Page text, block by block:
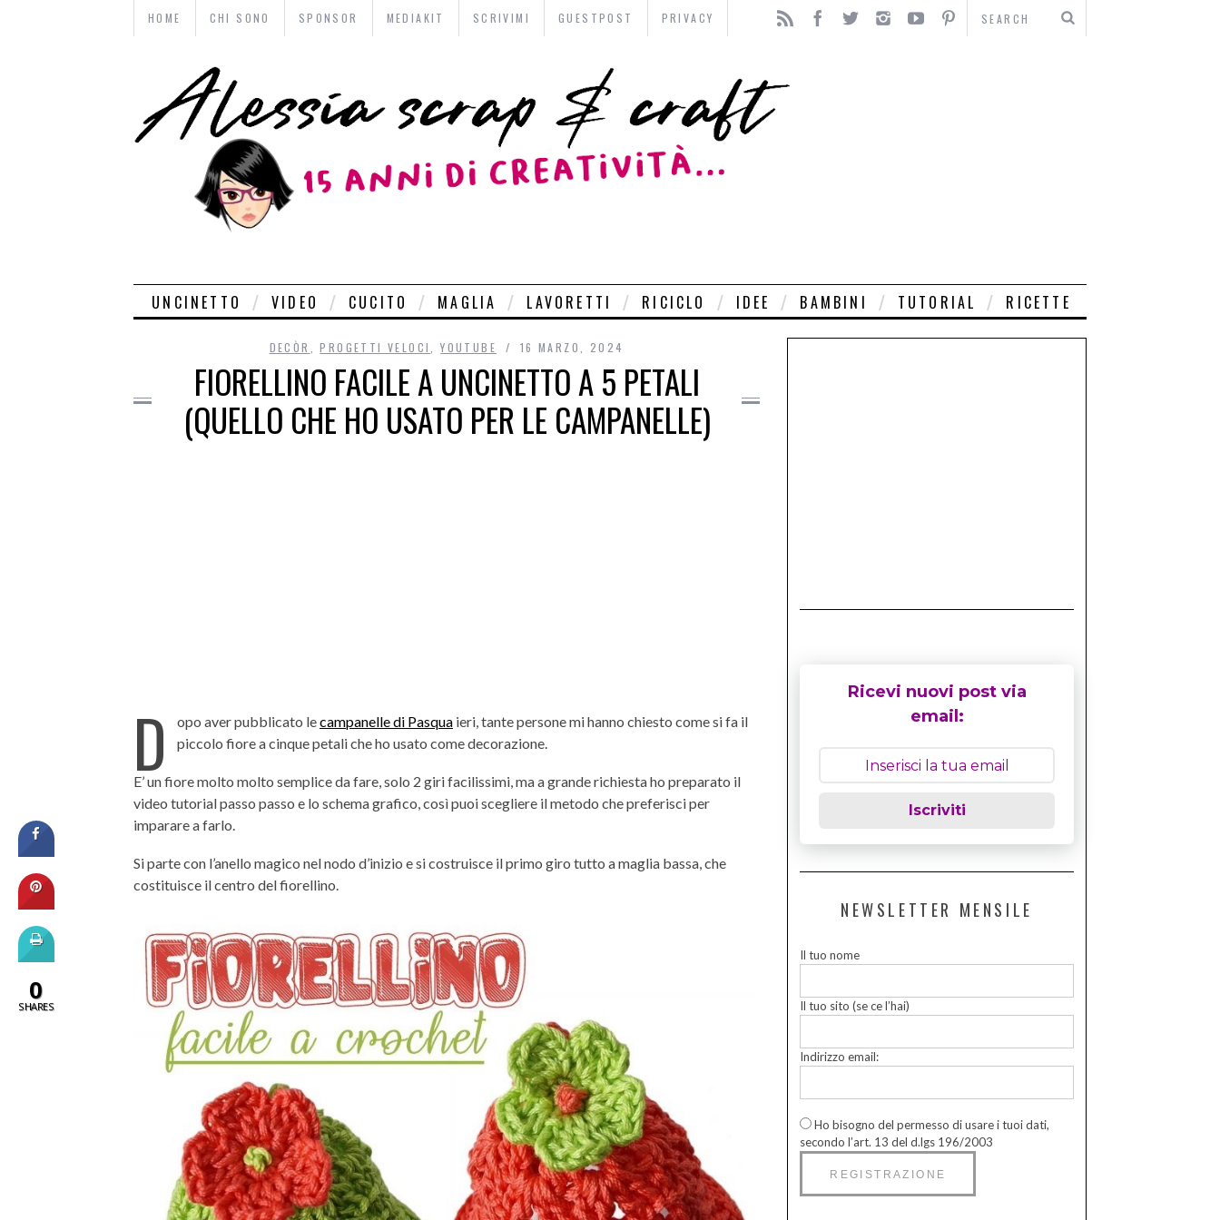
HOME CHI SONO SPONSOR MEDIAKIT SCRIVIMI GUESTPOST PRIVACY
UNCINETTO VIDEO CUCITO MAGLIA LAVORETTI RICICLO IDEE BAMBINI TUTORIAL RICETTE
DECÒR ,PROGETTI VELOCI ,YOUTUBE 16 MARZO, 2024
FIORELLINO FACILE A UNCINETTO A 5 PETALI
(QUELLO CHE HO USATO PER LE CAMPANELLE)
D opo aver pubblicato lecampanelle di Pasqua ieri, tante persone mi hanno chiesto come si fa il
piccolo fiore a cinque petali che ho usato come decorazione.
E’ un fiore molto molto semplice da fare, solo 2 giri facilissimi, ma a grande richiesta ho preparato il
video tutorial passo passo e lo schema grafico, così puoi scegliere il metodo che preferisci per
imparare a farlo.
Si parte con l’anello magico nel nodo d’inizio e si costruisce il primo giro tutto a maglia bassa, che
costituisce il centro del fiorellino.
Ricevi nuovi post via
email:
Iscriviti
NEWSLETTER MENSILE
Il tuo nome
Il tuo sito (se ce l’hai)
Indirizzo email:
Ho bisogno del permesso di usare i tuoi dati,
secondo l’art. 13 del d.lgs 196/2003
0
SHARES